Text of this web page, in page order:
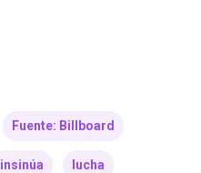
Fuente: Billboard
insinúa lucha